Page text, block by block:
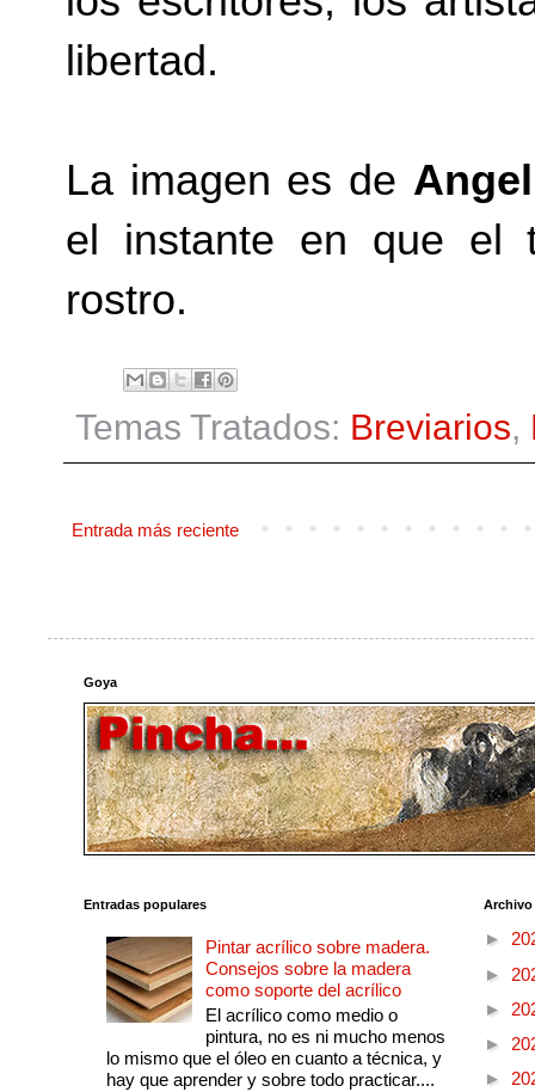
libertad.
La imagen es de
el instante en que el
rostro.
Temas Tratados: Breviarios,
Entrada más reciente
Goya
Entradas populares
Pintar acrílico sobre madera.
Consejos sobre la madera
como soporte del acrílico
El acrílico como medio o
pintura, no es ni mucho menos
lo mismo que el óleo en cuanto a técnica, y
hay que aprender y sobre todo practicar....
►
►
►
►
►